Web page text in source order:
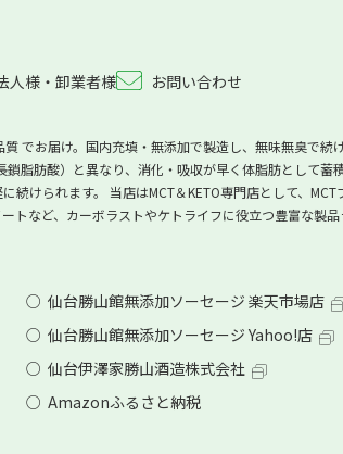
人様・卸業者様 お問い合わせ
でお届け。国内充填・無添加で製造し、無味無臭で続
脂肪酸）と異なり、消化・吸収が早く体脂肪として蓄
けられます。 当店はMCT＆KETO専門店として、MCT
トなど、カーボラストやケトライフに役立つ豊富な製
仙台勝山館無添加ソーセージ 楽天市場店
仙台勝山館無添加ソーセージ Yahoo!店
仙台伊澤家勝山酒造株式会社
Amazonふるさと納税